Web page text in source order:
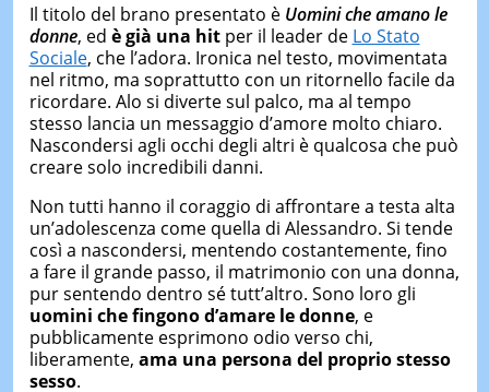
Il titolo del brano presentato è Uomini che amano le
donne, ed è già una hitper il leader de Lo Stato
Sociale, che l’adora. Ironica nel testo, movimentata
nel ritmo, ma soprattutto con un ritornello facile da
ricordare. Alo si diverte sul palco, ma al tempo
stesso lancia un messaggio d’amore molto chiaro.
Nascondersi agli occhi degli altri è qualcosa che può
creare solo incredibili danni.
Non tutti hanno il coraggio di affrontare a testa alta
un’adolescenza come quella di Alessandro. Si tende
così a nascondersi, mentendo costantemente, fino
a fare il grande passo, il matrimonio con una donna,
pur sentendo dentro sé tutt’altro. Sono loro gli
uomini che fingono d’amare le donne, e
pubblicamente esprimono odio verso chi,
liberamente, ama una persona del proprio stesso
sesso.